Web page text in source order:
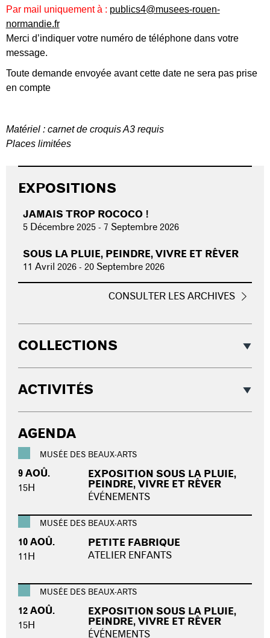
Par mail uniquement à : publics4@musees-rouen-
normandie.fr
Merci d’indiquer votre numéro de téléphonedans votre
message.
Toute demande envoyée avant cette date ne sera pas prise
en compte
Matériel : carnet de croquis A3 requis
Places limitées
EXPOSITIONS
JAMAIS TROP ROCOCO !
5 Décembre 2025- 7 Septembre 2026
SOUS LA PLUIE, PEINDRE, VIVRE ET RÊVER
11 Avril 2026- 20 Septembre 2026
CONSULTER LES ARCHIVES
COLLECTIONS
ACTIVITÉS
AGENDA
MUSÉE DES BEAUX-ARTS
9 AOÛ.
15H
EXPOSITION SOUS LA PLUIE,
PEINDRE, VIVRE ET RÊVER
ÉVÉNEMENTS
MUSÉE DES BEAUX-ARTS
10 AOÛ.
11H
PETITE FABRIQUE
ATELIER ENFANTS
MUSÉE DES BEAUX-ARTS
12 AOÛ.
15H
EXPOSITION SOUS LA PLUIE,
PEINDRE, VIVRE ET RÊVER
ÉVÉNEMENTS